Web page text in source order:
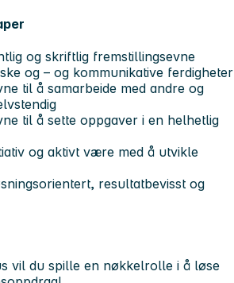
og skriftlig fremstillingsevne
og – og kommunikative ferdigheter
til å samarbeide med andre og
til å sette oppgaver i en helhetlig
og aktivt være med å utvikle
resultatbevisst og
vil du spille en nøkkelrolle i å løse